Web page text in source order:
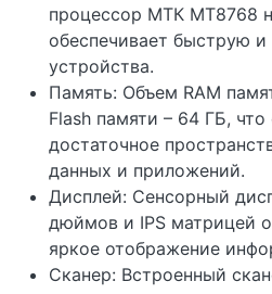
процессор MТК MT8768
обеспечивает быструю
устройства.
Память: Объем RAM
Flash памяти – 64 ГБ, что
достаточное
данных и приложений.
Дисплей: Сенсорный
дюймов и IPS матрицей
яркое отображение
Сканер: Встроенный